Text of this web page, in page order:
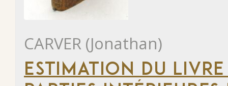
CARVER (Jonathan)
ESTIMATION DU